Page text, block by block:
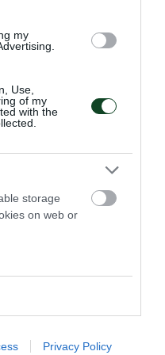
my
Use,
of my
with the
storage
on web or
Privacy Policy
με 7
κεντρικό αιμοδότη της
οδήγησαν τη
αντιπροσωπευτικού